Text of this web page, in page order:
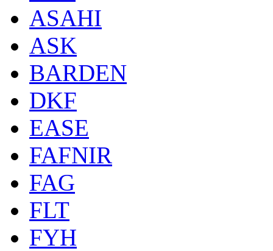
ASAHI
ASK
BARDEN
DKF
EASE
FAFNIR
FAG
FLT
FYH